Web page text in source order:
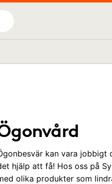
kan vara jobbigt
hjälp att få! Hos oss på
olika produkter som